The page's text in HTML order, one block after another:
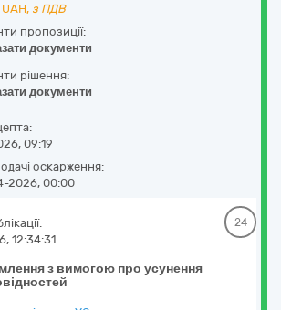
UAH, з ПДВ
пропозиції:
документи
рішення:
документи
09:19
оскарження:
2026, 00:00
з вимогою про усунення
12:34:31
24